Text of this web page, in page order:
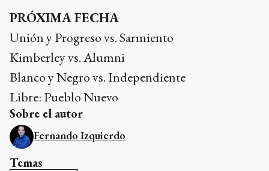
PRÓXIMA FECHA
Unión y Progreso vs. Sarmiento
Kimberley vs. Alumni
Blanco y Negro vs. Independiente
Libre: Pueblo Nuevo
Sobre el autor
Fernando Izquierdo
Temas